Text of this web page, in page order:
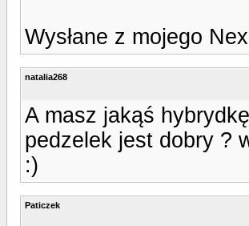
Wysłane z mojego
natalia268
A masz jakąś
pedzelek jest dobry ?
:)
Paticzek